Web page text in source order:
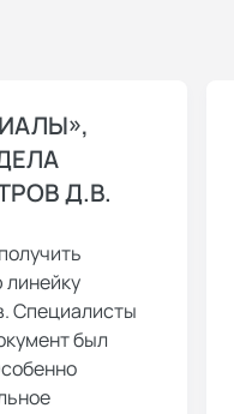
Д.В.
линейку
Специалисты
был